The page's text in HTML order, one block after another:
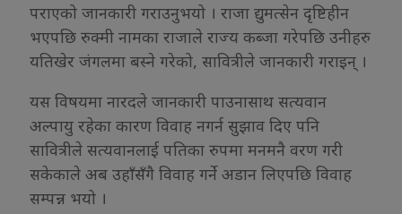
पराएको जानकारी गराउनुभयो । राजा द्युमत्सेन दृष्टिहीन
भएपछि रुक्मी नामका राजाले राज्य कब्जा गरेपछि उनीहरु
यतिखेर जंगलमा बस्ने गरेको, सावित्रीले जानकारी गराइन् ।
यस विषयमा नारदले जानकारी पाउनासाथ सत्यवान
अल्पायु रहेका कारण विवाह नगर्न सुझाव दिए पनि
सावित्रीले सत्यवानलाई पतिका रुपमा मनमनै वरण गरी
सकेकाले अब उहाँसँगै विवाह गर्ने अडान लिएपछि विवाह
सम्पन्न भयो ।